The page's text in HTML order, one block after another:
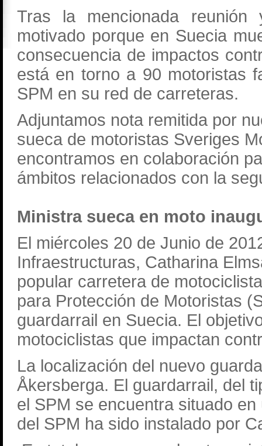
Tras la mencionada
motivado porque en Suecia
consecuencia de impactos
está en torno a 90 motoristas
SPM en su red de carreteras.
Adjuntamos nota remitida por
sueca de motoristas Sveriges
encontramos en colaboración
ámbitos relacionados con la
Ministra sueca en moto
El miércoles 20 de Junio de
Infraestructuras, Catharina
popular carretera de
para Protección de Motoristas
guardarrail en Suecia. El
motociclistas que impactan
La localización del nuevo
Åkersberga. El guardarrail, del
el SPM se encuentra situado
del SPM ha sido instalado por